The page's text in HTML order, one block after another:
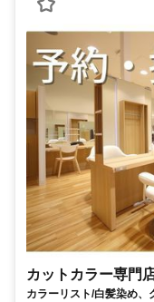
カットカラー専門
カラーリスト/白髪染め、